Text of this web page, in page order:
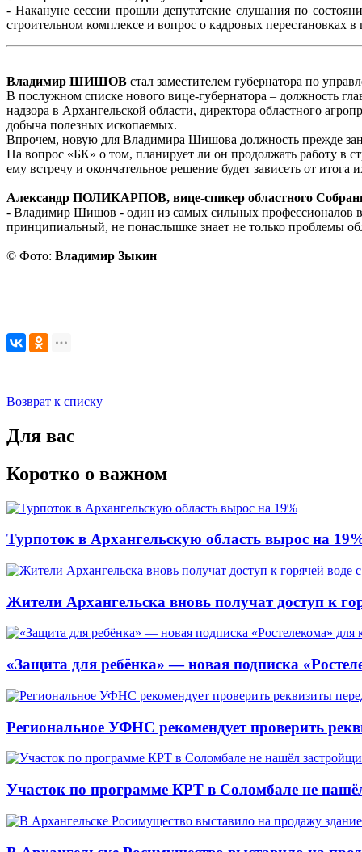
- Накануне сессии прошли депутатские слушания по
строительном комплексе и вопрос о кадровых перестановках в
Владимир ШИШОВ стал заместителем губернатора по
В послужном списке нового вице-губернатора – должность
надзора в Архангельской области, директора областного
добыча полезных ископаемых.
Впрочем, новую для Владимира Шишова должность прежде
На вопрос «БК» о том, планирует ли он продолжать работу в
ему встречу и окончательное решение будет зависеть от итога
Александр ПОЛИКАРПОВ, вице-спикер областного
- Владимир Шишов - один из самых сильных профессионалов в
принципиальный, не понаслышке знает не только проблемы
© Фото: Владимир Зыкин
Возврат к списку
Для вас
Коротко о важном
Турпоток в Архангельскую область вырос на
Жители Архангельска вновь получат доступ к
«Защита для ребёнка» — новая подписка
Региональное УФНС рекомендует проверить
Участок по программе КРТ в Соломбале не